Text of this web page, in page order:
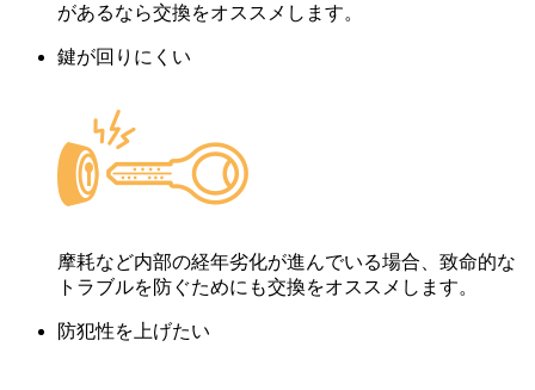
があるなら交換をオススメします。
鍵が回りにくい
摩耗など内部の経年劣化が進んでいる場合、致命的な
トラブルを防ぐためにも交換をオススメします。
防犯性を上げたい